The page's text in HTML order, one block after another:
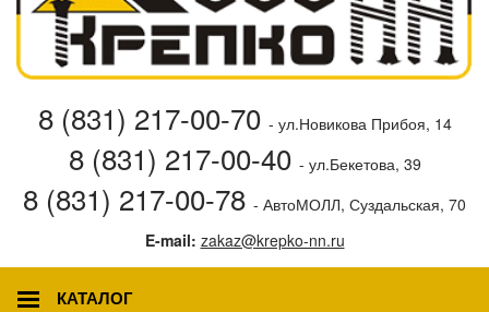
8 (831) 217-00-70 - ул.Новикова Прибоя, 14
8 (831) 217-00-40 - ул.Бекетова, 39
8 (831) 217-00-78 - АвтоМОЛЛ, Суздальская, 70
E-mail: zakaz@krepko-nn.ru
КАТАЛОГ